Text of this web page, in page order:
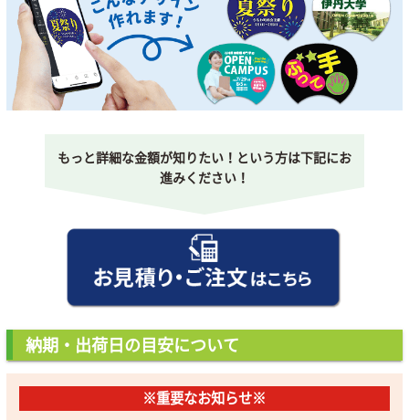
もっと詳細な金額が知りたい！という方は下記にお
進みください！
納期・出荷日の目安について
※重要なお知らせ※